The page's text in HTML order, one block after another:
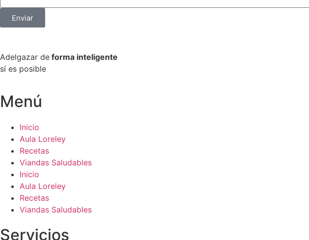
Enviar
Adelgazar de forma inteligente
sí es posible
Menú
Inicio
Aula Loreley
Recetas
Viandas Saludables
Inicio
Aula Loreley
Recetas
Viandas Saludables
Servicios